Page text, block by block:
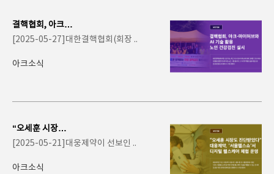
결핵협회, 아크-
마이허브와 AI 기
술 활용 노인 건강
검..
[2025-05-27]대한결핵협회(회장 ..
아크소식
“오세훈 시장도
진단받았다”…
대웅제약, ‘서울
헬..
[2025-05-21]대웅제약이 선보인 ..
아크소식